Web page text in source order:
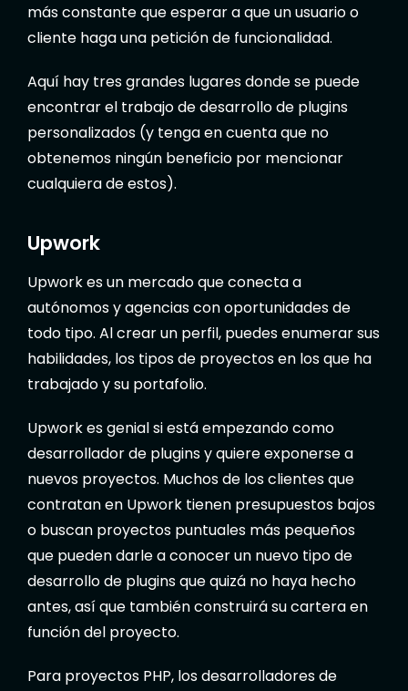
más constante que esperar a que un usuario o
cliente haga una petición de funcionalidad.
Aquí hay tres grandes lugares donde se puede
encontrar el trabajo de desarrollo de plugins
personalizados (y tenga en cuenta que no
obtenemos ningún beneficio por mencionar
cualquiera de estos).
Upwork
Upwork es un mercado que conecta a
autónomos y agencias con oportunidades de
todo tipo. Al crear un perfil, puedes enumerar sus
habilidades, los tipos de proyectos en los que ha
trabajado y su portafolio.
Upwork es genial si está empezando como
desarrollador de plugins y quiere exponerse a
nuevos proyectos. Muchos de los clientes que
contratan en Upwork tienen presupuestos bajos
o buscan proyectos puntuales más pequeños
que pueden darle a conocer un nuevo tipo de
desarrollo de plugins que quizá no haya hecho
antes, así que también construirá su cartera en
función del proyecto.
Para proyectos PHP, los desarrolladores de